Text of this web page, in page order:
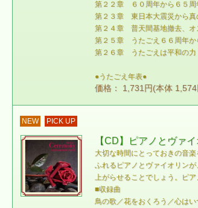
第２２章 ６０周年から６５周
第２３章 東日本大震災から真
第２４章 普天間基地撤去、オ
第２５章 うたごえ６６周年か
第２６章 うたごえは平和の
●うたごえ年表●
価格： 1,731円(本体
NEW PICK UP
【CD】ピアノとヴァ
大切な時間にとっておきの音
ふれるピアノとヴァイオリン
上がらせることでしょう。ピ
■収録曲
鳥の歌／花をおくろう／心は